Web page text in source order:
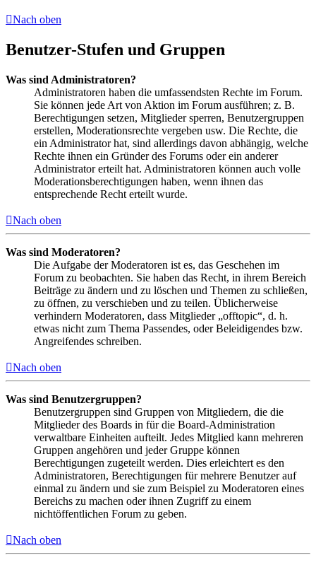
Nach oben
Benutzer-Stufen und Gruppen
Was sind Administratoren?
Administratoren haben die umfassendsten Rechte im Forum.
Sie können jede Art von Aktion im Forum ausführen; z. B.
Berechtigungen setzen, Mitglieder sperren, Benutzergruppen
erstellen, Moderationsrechte vergeben usw. Die Rechte, die
ein Administrator hat, sind allerdings davon abhängig, welche
Rechte ihnen ein Gründer des Forums oder ein anderer
Administrator erteilt hat. Administratoren können auch volle
Moderationsberechtigungen haben, wenn ihnen das
entsprechende Recht erteilt wurde.
Nach oben
Was sind Moderatoren?
Die Aufgabe der Moderatoren ist es, das Geschehen im
Forum zu beobachten. Sie haben das Recht, in ihrem Bereich
Beiträge zu ändern und zu löschen und Themen zu schließen,
zu öffnen, zu verschieben und zu teilen. Üblicherweise
verhindern Moderatoren, dass Mitglieder „offtopic“, d. h.
etwas nicht zum Thema Passendes, oder Beleidigendes bzw.
Angreifendes schreiben.
Nach oben
Was sind Benutzergruppen?
Benutzergruppen sind Gruppen von Mitgliedern, die die
Mitglieder des Boards in für die Board-Administration
verwaltbare Einheiten aufteilt. Jedes Mitglied kann mehreren
Gruppen angehören und jeder Gruppe können
Berechtigungen zugeteilt werden. Dies erleichtert es den
Administratoren, Berechtigungen für mehrere Benutzer auf
einmal zu ändern und sie zum Beispiel zu Moderatoren eines
Bereichs zu machen oder ihnen Zugriff zu einem
nichtöffentlichen Forum zu geben.
Nach oben